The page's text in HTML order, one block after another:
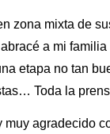
zona mixta de
a mi
etapa no tan
Toda la
muy agradecido